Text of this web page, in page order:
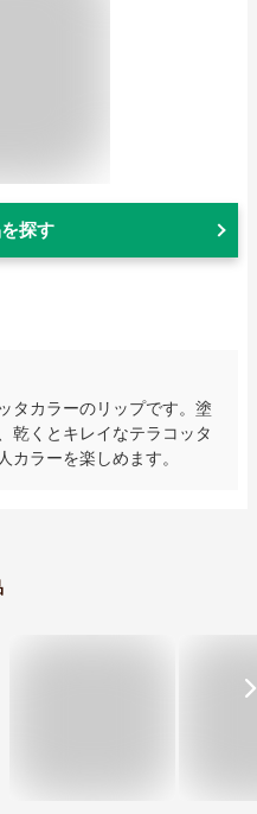
探す
タカラーのリップです。塗
乾くとキレイなテラコッタ
カラーを楽しめます。